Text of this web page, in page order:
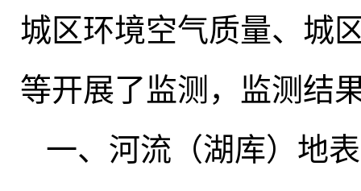
城区环境空气质量、城
等开展了监测，监测结
一、河流（湖库）地